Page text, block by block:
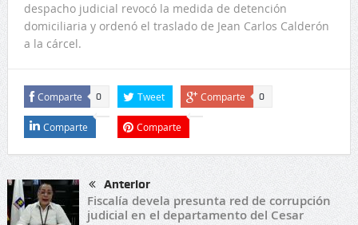
despacho judicial revocó la medida de detención
domiciliaria y ordenó el traslado de Jean Carlos Calderón
a la cárcel.
Comparte 0 Tweet Comparte 0
Comparte Comparte
Anterior
Fiscalía devela presunta red de corrupción
judicial en el departamento del Cesar